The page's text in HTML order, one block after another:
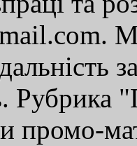
Рубрика
промо-